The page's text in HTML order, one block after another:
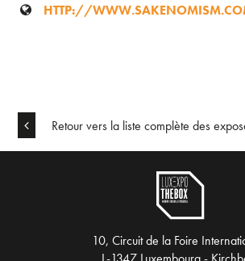
HTTP://
Retour vers la liste complète des
10, Circuit de la Foire